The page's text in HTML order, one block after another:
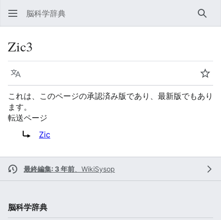
脳科学辞典 検索
Zic3
言語
ウ
これは、このページの承認済み版であり、最新版でもあり
ます。
転送ページ
転送先:
Zic
最終編集: 3 年前 WikiSysop
脳科学辞典